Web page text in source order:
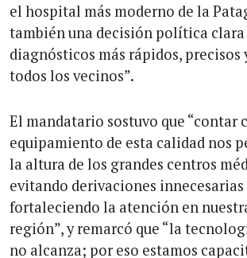
el hospital más moderno de la
también una decisión política
diagnósticos más rápidos, precisos
todos los vecinos”.
El mandatario sostuvo que “contar
equipamiento de esta calidad nos
la altura de los grandes centros
evitando derivaciones innecesarias
fortaleciendo la atención en
región”, y remarcó que “la
no alcanza; por eso estamos